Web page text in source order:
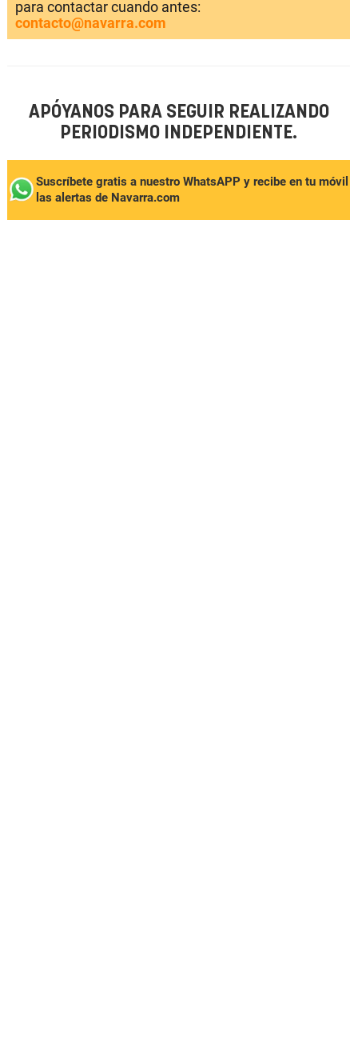
para contactar cuando antes:
contacto@navarra.com
APÓYANOS PARA SEGUIR REALIZANDO
PERIODISMO INDEPENDIENTE.
Suscríbete gratis a nuestro WhatsAPP y recibe en tu móvil
las alertas de Navarra.com